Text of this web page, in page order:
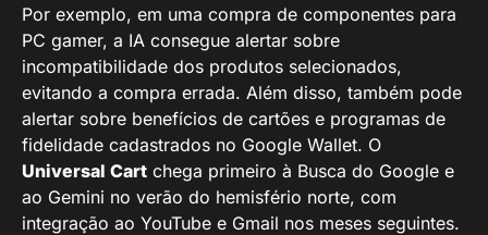
Por exemplo, em uma compra de componentes para
PC gamer, a IA consegue alertar sobre
incompatibilidade dos produtos selecionados,
evitando a compra errada. Além disso, também pode
alertar sobre benefícios de cartões e programas de
fidelidade cadastrados no Google Wallet. O
Universal Cart chega primeiro à Busca do Google e
ao Gemini no verão do hemisfério norte, com
integração ao YouTube e Gmail nos meses seguintes.